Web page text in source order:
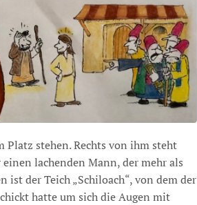
Platz stehen. Rechts von ihm steht
lachenden Mann, der mehr als
ist der Teich „Schiloach“, von dem der
hatte um sich die Augen mit